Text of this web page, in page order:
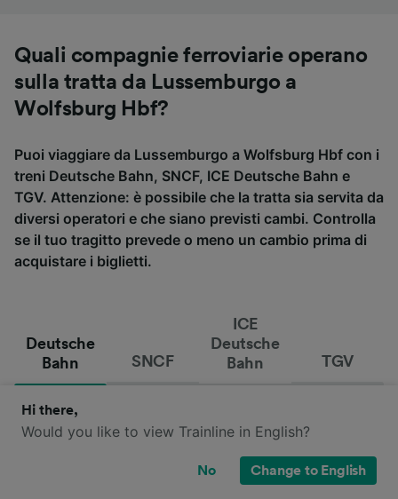
Quali compagnie ferroviarie operano
sulla tratta da Lussemburgo a
Wolfsburg Hbf?
Puoi viaggiare da Lussemburgo a Wolfsburg Hbf con i
treni Deutsche Bahn, SNCF, ICE Deutsche Bahn e
TGV. Attenzione: è possibile che la tratta sia servita da
diversi operatori e che siano previsti cambi. Controlla
se il tuo tragitto prevede o meno un cambio prima di
acquistare i biglietti.
Deutsche
Bahn
SNCF
ICE
Deutsche
Bahn
TGV
Hi there,
Would you like to view Trainline in English?
No Change to English